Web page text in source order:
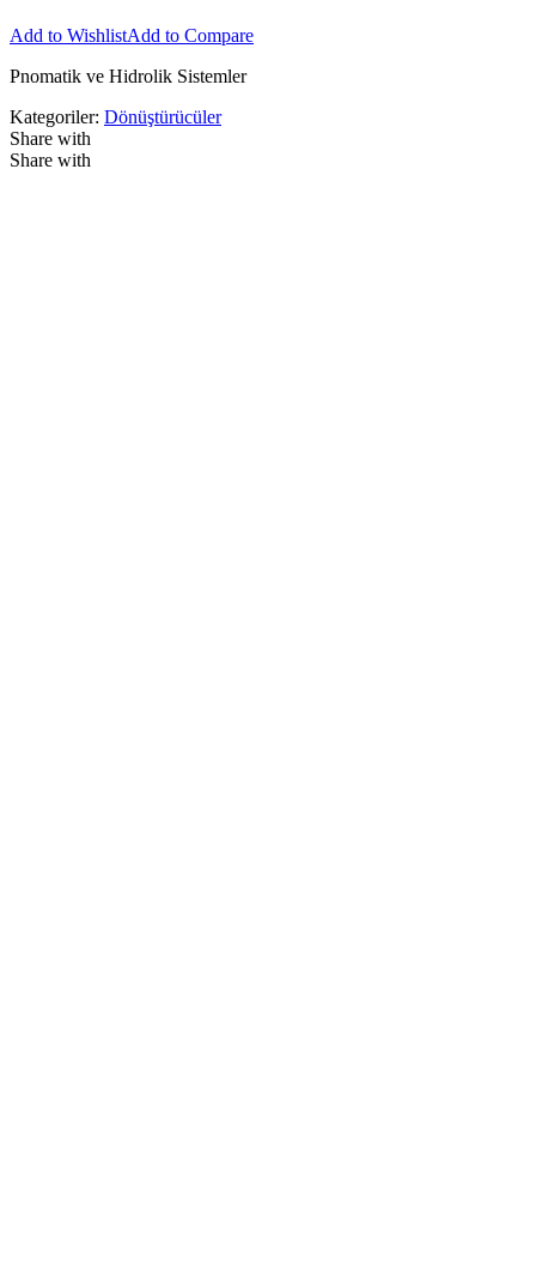
Add to WishlistAdd to Compare
Pnomatik ve Hidrolik Sistemler
Kategoriler: Dönüştürücüler
Share with
Share with